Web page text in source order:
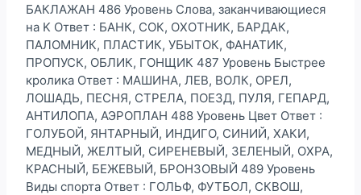
БАКЛАЖАН 486 Уровень Слова, заканчивающиеся
на K Ответ : БАНК, СОК, ОХОТНИК, БАРДАК,
ПАЛОМНИК, ПЛАСТИК, УБЫТОК, ФАНАТИК,
ПРОПУСК, ОБЛИК, ГОНЩИК 487 Уровень Быстрее
кролика Ответ : МАШИНА, ЛЕВ, ВОЛК, ОРЕЛ,
ЛОШАДЬ, ПЕСНЯ, СТРЕЛА, ПОЕЗД, ПУЛЯ, ГЕПАРД,
АНТИЛОПА, АЭРОПЛАН 488 Уровень Цвет Ответ :
ГОЛУБОЙ, ЯНТАРНЫЙ, ИНДИГО, СИНИЙ, ХАКИ,
МЕДНЫЙ, ЖЕЛТЫЙ, СИРЕНЕВЫЙ, ЗЕЛЕНЫЙ, ОХРА,
КРАСНЫЙ, БЕЖЕВЫЙ, БРОНЗОВЫЙ 489 Уровень
Виды спорта Ответ : ГОЛЬФ, ФУТБОЛ, СКВОШ,